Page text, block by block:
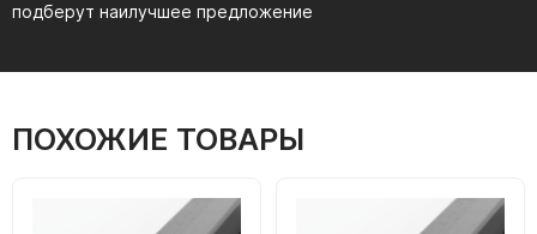
подберут наилучшее предложение
ПОХОЖИЕ ТОВАРЫ